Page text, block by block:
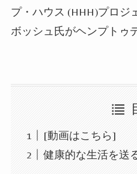
プ・ハウス (HHH)プロジ
ボッシュ氏がヘンプトゥ
[動画はこちら]
健康的な生活を送